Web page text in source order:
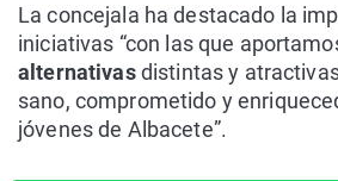
La concejala ha destacado la
iniciativas “con las que
alternativasdistintas y
sano, comprometido y
jóvenes de Albacete”.